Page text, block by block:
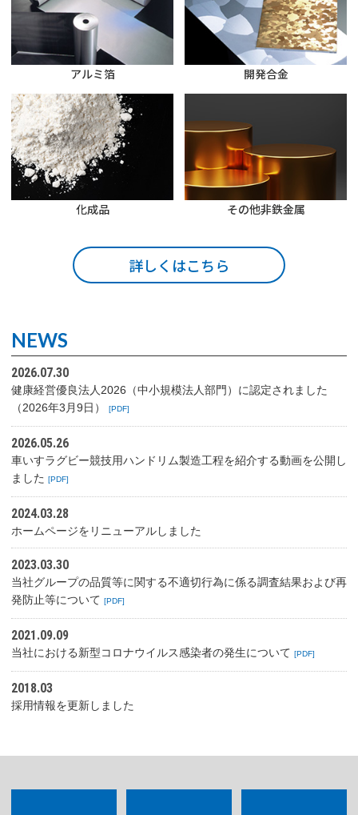
アルミ箔 開発合金
化成品 その他非鉄金属
詳しくはこちら
NEWS
2026.07.30
健康経営優良法人2026（中小規模法人部門）に認定されました
（2026年3月9日）
[PDF]
2026.05.26
車いすラグビー競技用ハンドリム製造工程を紹介する動画を公開し
ました [PDF]
2024.03.28
ホームページをリニューアルしました
2023.03.30
当社グループの品質等に関する不適切行為に係る調査結果および再
発防止等について [PDF]
2021.09.09
当社における新型コロナウイルス感染者の発生について [PDF]
2018.03
採用情報を更新しました